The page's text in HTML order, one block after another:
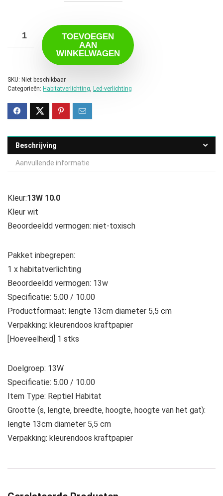
TOEVOEGEN
AAN
WINKELWAGEN
SKU: Niet beschikbaar
Categorieën: Habitatverlichting Led-verlichting
Beschrijving
Aanvullende informatie
Kleur:13W 10.0
Kleur wit
Beoordeeldd vermogen: niet-toxisch
Pakket inbegrepen:
1 x habitatverlichting
Beoordeeldd vermogen: 13w
Specificatie: 5.00 / 10.00
Productformaat: lengte 13cm diameter 5,5 cm
Verpakking: kleurendoos kraftpapier
[Hoeveelheid] 1 stks
Doelgroep: 13W
Specificatie: 5.00 / 10.00
Item Type: Reptiel Habitat
Grootte (s, lengte, breedte, hoogte, hoogte van het gat):
lengte 13cm diameter 5,5 cm
Verpakking: kleurendoos kraftpapier